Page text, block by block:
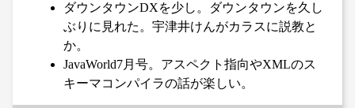
ダウンタウンDXを少し。ダウンタウンを久し
ぶりに見れた。宇津井けんがカラスに説教と
か。
JavaWorld7月号。アスペクト指向やXMLのス
キーマコンパイラの話が楽しい。